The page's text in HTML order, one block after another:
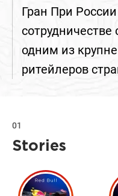
Гран При
сотрудничестве
одним из
ритейлеров
01
Stories